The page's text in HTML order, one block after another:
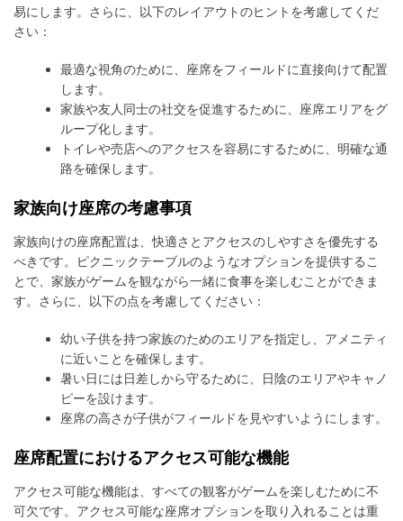
易にします。さらに、以下のレイアウトのヒントを考慮してくだ
さい：
最適な視角のために、座席をフィールドに直接向けて配置
します。
家族や友人同士の社交を促進するために、座席エリアをグ
ループ化します。
トイレや売店へのアクセスを容易にするために、明確な通
路を確保します。
家族向け座席の考慮事項
家族向けの座席配置は、快適さとアクセスのしやすさを優先する
べきです。ピクニックテーブルのようなオプションを提供するこ
とで、家族がゲームを観ながら一緒に食事を楽しむことができま
す。さらに、以下の点を考慮してください：
幼い子供を持つ家族のためのエリアを指定し、アメニティ
に近いことを確保します。
暑い日には日差しから守るために、日陰のエリアやキャノ
ピーを設けます。
座席の高さが子供がフィールドを見やすいようにします。
座席配置におけるアクセス可能な機能
アクセス可能な機能は、すべての観客がゲームを楽しむために不
可欠です。アクセス可能な座席オプションを取り入れることは重